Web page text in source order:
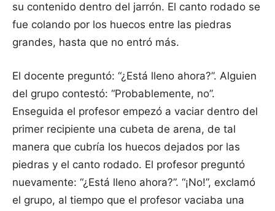
su contenido dentro del jarrón. El canto rodado se
fue colando por los huecos entre las piedras
grandes, hasta que no entró más.
El docente preguntó: “¿Está lleno ahora?”. Alguien
del grupo contestó: “Probablemente, no”.
Enseguida el profesor empezó a vaciar dentro del
primer recipiente una cubeta de arena, de tal
manera que cubría los huecos dejados por las
piedras y el canto rodado. El profesor preguntó
nuevamente: “¿Está lleno ahora?”. “¡No!”, exclamó
el grupo, al tiempo que el profesor vaciaba una